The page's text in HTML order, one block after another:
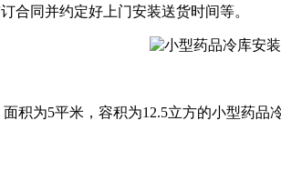
合同并约定好上门安装送货时间等。
积为5平米，容积为12.5立方的小型药品